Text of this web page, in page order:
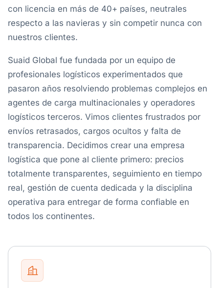
con licencia en más de 40+ países, neutrales
respecto a las navieras y sin competir nunca con
nuestros clientes.
Suaid Global fue fundada por un equipo de
profesionales logísticos experimentados que
pasaron años resolviendo problemas complejos en
agentes de carga multinacionales y operadores
logísticos terceros. Vimos clientes frustrados por
envíos retrasados, cargos ocultos y falta de
transparencia. Decidimos crear una empresa
logística que pone al cliente primero: precios
totalmente transparentes, seguimiento en tiempo
real, gestión de cuenta dedicada y la disciplina
operativa para entregar de forma confiable en
todos los continentes.